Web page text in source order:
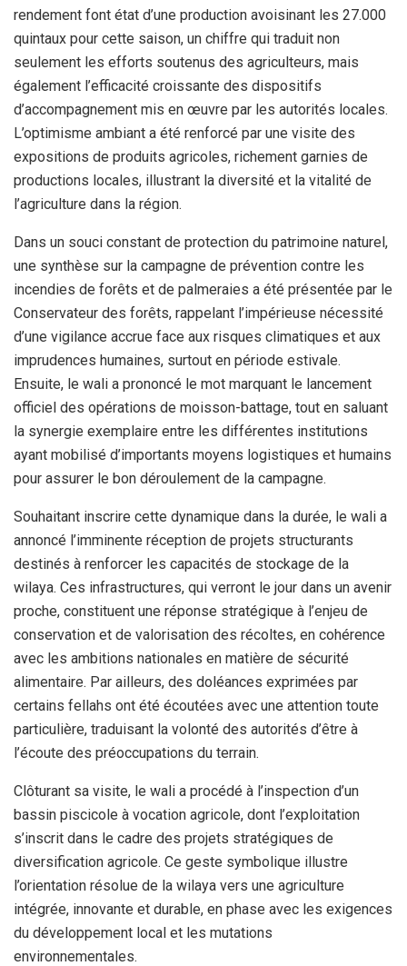
rendement font état d’une production avoisinant les 27.000
quintaux pour cette saison, un chiffre qui traduit non
seulement les efforts soutenus des agriculteurs, mais
également l’efficacité croissante des dispositifs
d’accompagnement mis en œuvre par les autorités locales.
L’optimisme ambiant a été renforcé par une visite des
expositions de produits agricoles, richement garnies de
productions locales, illustrant la diversité et la vitalité de
l’agriculture dans la région.
Dans un souci constant de protection du patrimoine naturel,
une synthèse sur la campagne de prévention contre les
incendies de forêts et de palmeraies a été présentée par le
Conservateur des forêts, rappelant l’impérieuse nécessité
d’une vigilance accrue face aux risques climatiques et aux
imprudences humaines, surtout en période estivale.
Ensuite, le wali a prononcé le mot marquant le lancement
officiel des opérations de moisson-battage, tout en saluant
la synergie exemplaire entre les différentes institutions
ayant mobilisé d’importants moyens logistiques et humains
pour assurer le bon déroulement de la campagne.
Souhaitant inscrire cette dynamique dans la durée, le wali a
annoncé l’imminente réception de projets structurants
destinés à renforcer les capacités de stockage de la
wilaya. Ces infrastructures, qui verront le jour dans un avenir
proche, constituent une réponse stratégique à l’enjeu de
conservation et de valorisation des récoltes, en cohérence
avec les ambitions nationales en matière de sécurité
alimentaire. Par ailleurs, des doléances exprimées par
certains fellahs ont été écoutées avec une attention toute
particulière, traduisant la volonté des autorités d’être à
l’écoute des préoccupations du terrain.
Clôturant sa visite, le wali a procédé à l’inspection d’un
bassin piscicole à vocation agricole, dont l’exploitation
s’inscrit dans le cadre des projets stratégiques de
diversification agricole. Ce geste symbolique illustre
l’orientation résolue de la wilaya vers une agriculture
intégrée, innovante et durable, en phase avec les exigences
du développement local et les mutations
environnementales.